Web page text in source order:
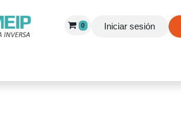
0 Iniciar sesión